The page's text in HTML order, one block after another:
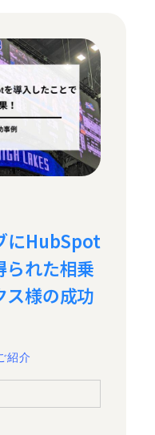
にHubSpot
られた相乗
ス様の成功
紹介